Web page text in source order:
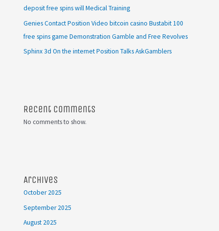
deposit free spins will Medical Training
Genies Contact Position Video bitcoin casino Bustabit 100
free spins game Demonstration Gamble and Free Revolves
Sphinx 3d On the internet Position Talks AskGamblers
Recent Comments
No comments to show.
Archives
October 2025
September 2025
August 2025